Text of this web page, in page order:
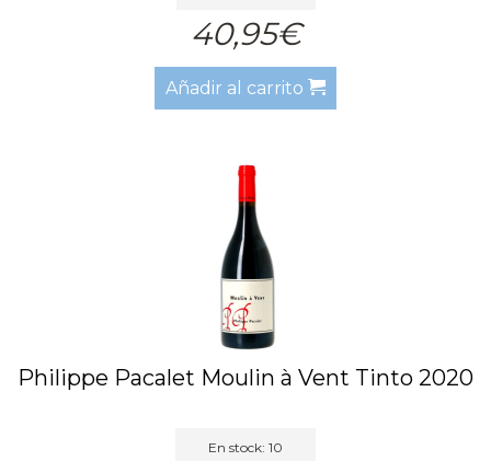
40,95€
Añadir al carrito
Philippe Pacalet Moulin à Vent Tinto 2020
En stock: 10